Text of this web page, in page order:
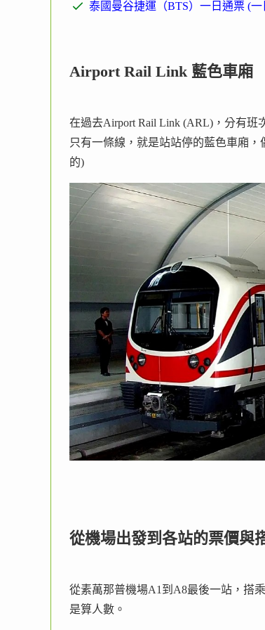
泰國曼谷捷運（BTS）一日通票 (
Airport Rail Link 藍色車廂
在過去Airport Rail Link (ARL)，分有班
只有一條線，就是站站停的藍色車廂
的)
從機場出發到各站的票價與
從素萬那普機場A1到A8最後一站，搭
是算人數。